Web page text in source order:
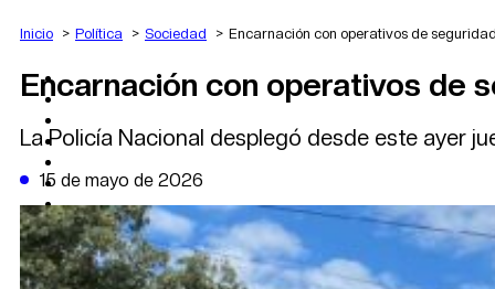
AGRO
DEPORTES
POLÍTICA
DATA FIRME
DE LA TRIBUNA TV
Inicio Política Sociedad Encarnación con operativos de
Encarnación con operativos de
La Policía Nacional desplegó desde este ayer
15 de mayo de 2026